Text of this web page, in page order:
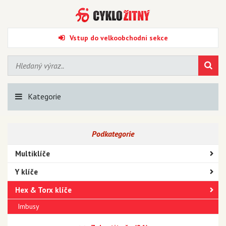
Vstup do velkoobchodní sekce
Kategorie
Podkategorie
Multiklíče
Y klíče
Hex & Torx klíče
Imbusy